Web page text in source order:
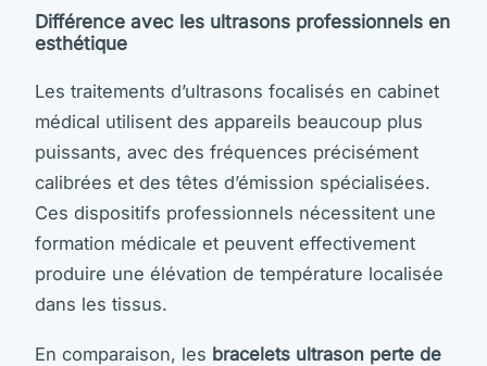
Différence avec les ultrasons professionnels en
esthétique
Les traitements d’ultrasons focalisés en cabinet
médical utilisent des appareils beaucoup plus
puissants, avec des fréquences précisément
calibrées et des têtes d’émission spécialisées.
Ces dispositifs professionnels nécessitent une
formation médicale et peuvent effectivement
produire une élévation de température localisée
dans les tissus.
En comparaison, les bracelets ultrason perte de